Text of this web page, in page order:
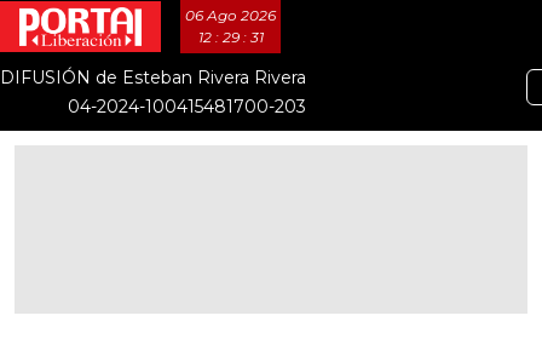
06 Ago 2026
12 : 29 : 32
DIFUSIÓN de Esteban Rivera Rivera
04-2024-100415481700-203